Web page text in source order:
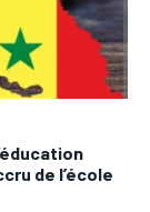
de l’école